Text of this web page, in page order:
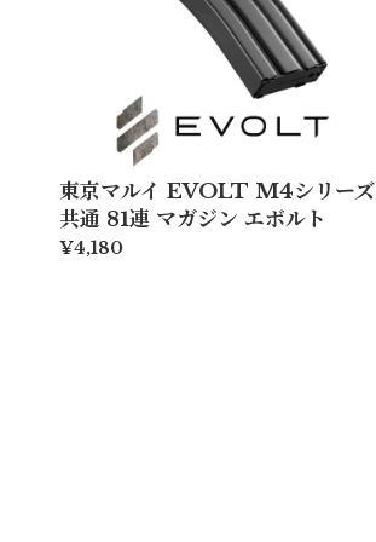
東京マルイ EVOLT M4シリーズ
共通 81連 マガジン エボルト
¥4,180